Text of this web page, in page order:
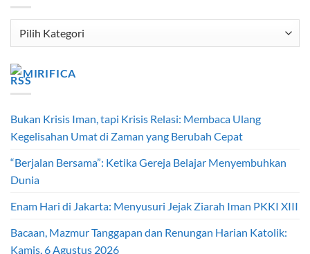
Kategori
MIRIFICA
Bukan Krisis Iman, tapi Krisis Relasi: Membaca Ulang
Kegelisahan Umat di Zaman yang Berubah Cepat
“Berjalan Bersama”: Ketika Gereja Belajar Menyembuhkan
Dunia
Enam Hari di Jakarta: Menyusuri Jejak Ziarah Iman PKKI XIII
Bacaan, Mazmur Tanggapan dan Renungan Harian Katolik:
Kamis, 6 Agustus 2026